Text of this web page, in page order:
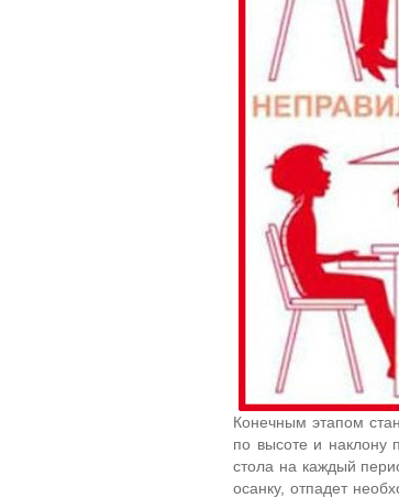
Конечным этапом
по высоте и наклону
стола на каждый
осанку, отпадет